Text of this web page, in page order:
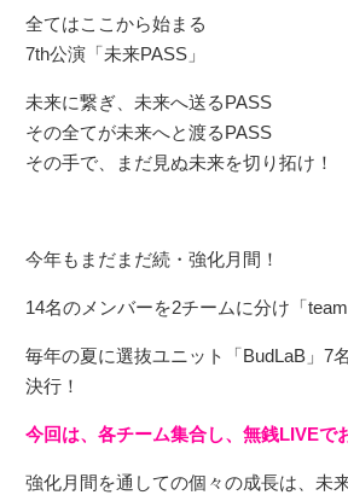
全てはここから始まる
7th公演「未来PASS」
未来に繋ぎ、未来へ送るPASS
その全てが未来へと渡るPASS
その手で、まだ見ぬ未来を切り拓け！
今年もまだまだ続・強化月間！
14名のメンバーを2チームに分け「
毎年の夏に選抜ユニット「BudLaB」7
決行！
今回は、各チーム集合し、無銭LIVEで
強化月間を通しての個々の成長は、未